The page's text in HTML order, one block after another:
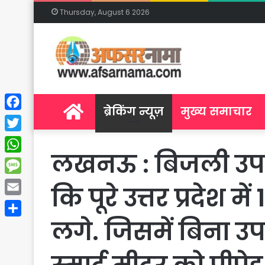
Thursday, August 6 2026
Homeब्रेकिंग न्यूज़ मुख्य समाचार
लखनऊ : बिजली
कि पूरे उत्तर प्रदेश में
लगे. जिसमें बिना
Facebook
Twitter
WhatsApp
Message
Email